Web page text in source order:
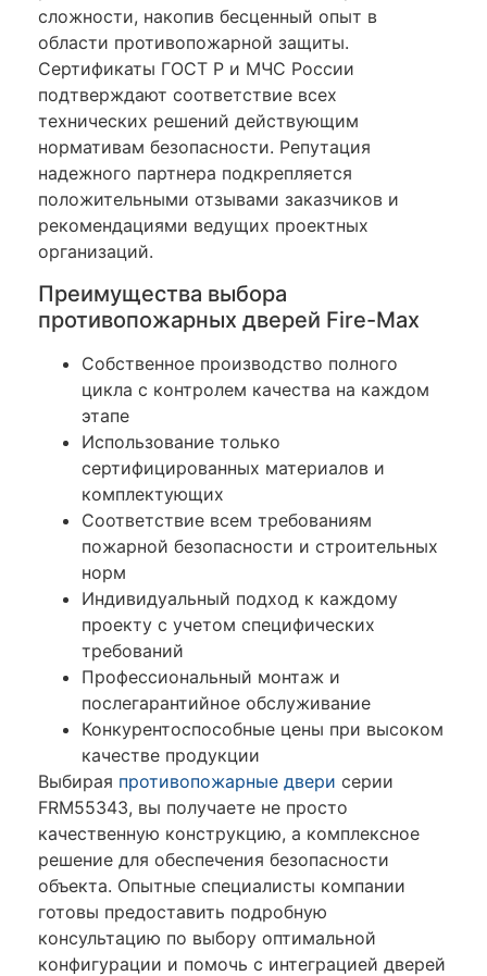
сложности, накопив бесценный опыт в
области противопожарной защиты.
Сертификаты ГОСТ Р и МЧС России
подтверждают соответствие всех
технических решений действующим
нормативам безопасности. Репутация
надежного партнера подкрепляется
положительными отзывами заказчиков и
рекомендациями ведущих проектных
организаций.
Преимущества выбора
противопожарных дверей Fire-Max
Собственное производство полного
цикла с контролем качества на каждом
этапе
Использование только
сертифицированных материалов и
комплектующих
Соответствие всем требованиям
пожарной безопасности и строительных
норм
Индивидуальный подход к каждому
проекту с учетом специфических
требований
Профессиональный монтаж и
послегарантийное обслуживание
Конкурентоспособные цены при высоком
качестве продукции
Выбирая противопожарные двери серии
FRM55343, вы получаете не просто
качественную конструкцию, а комплексное
решение для обеспечения безопасности
объекта. Опытные специалисты компании
готовы предоставить подробную
консультацию по выбору оптимальной
конфигурации и помочь с интеграцией дверей